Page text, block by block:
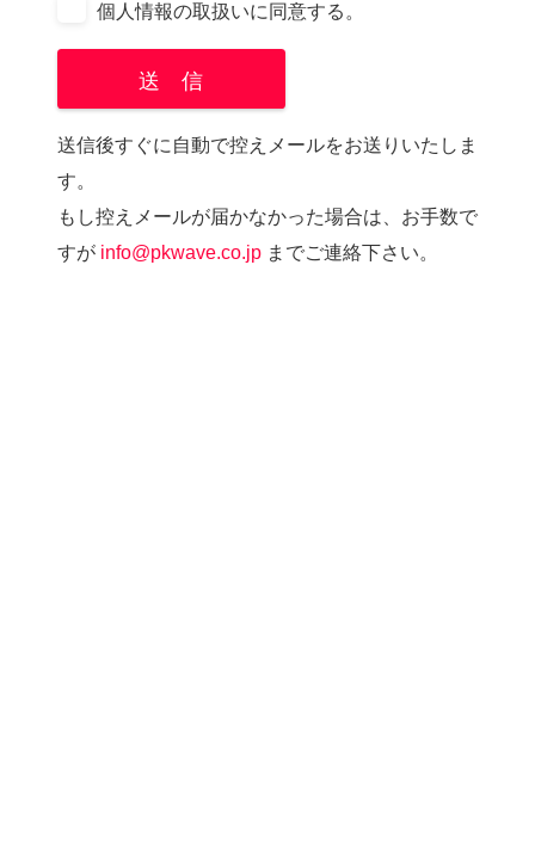
個人情報の取扱いに同意する。
送信後すぐに自動で控えメールをお送りいたしま
す。
もし控えメールが届かなかった場合は、お手数で
すが info@pkwave.co.jp までご連絡下さい。